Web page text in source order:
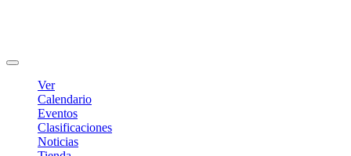
Ver
Calendario
Eventos
Clasificaciones
Noticias